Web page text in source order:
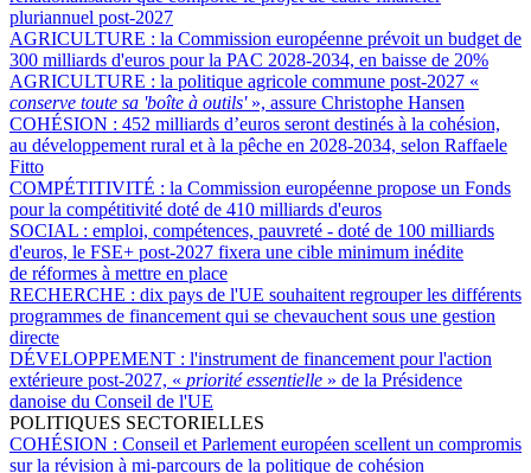
pluriannuel post-2027
AGRICULTURE : la Commission européenne prévoit un budget de
300 milliards d'euros pour la PAC 2028-2034, en baisse de 20%
AGRICULTURE : la politique agricole commune post-2027 «
conserve toute sa 'boîte à outils' », assure Christophe Hansen
COHÉSION : 452 milliards d’euros seront destinés à la cohésion,
au développement rural et à la pêche en 2028-2034, selon Raffaele
Fitto
COMPÉTITIVITÉ : la Commission européenne propose un Fonds
pour la compétitivité doté de 410 milliards d'euros
SOCIAL : emploi, compétences, pauvreté - doté de 100 milliards
d'euros, le FSE+ post-2027 fixera une cible minimum inédite
de réformes à mettre en place
RECHERCHE : dix pays de l'UE souhaitent regrouper les différents
programmes de financement qui se chevauchent sous une gestion
directe
DÉVELOPPEMENT : l'instrument de financement pour l'action
extérieure post-2027, « priorité essentielle » de la Présidence
danoise du Conseil de l'UE
POLITIQUES SECTORIELLES
COHÉSION : Conseil et Parlement européen scellent un compromis
sur la révision à mi-parcours de la politique de cohésion